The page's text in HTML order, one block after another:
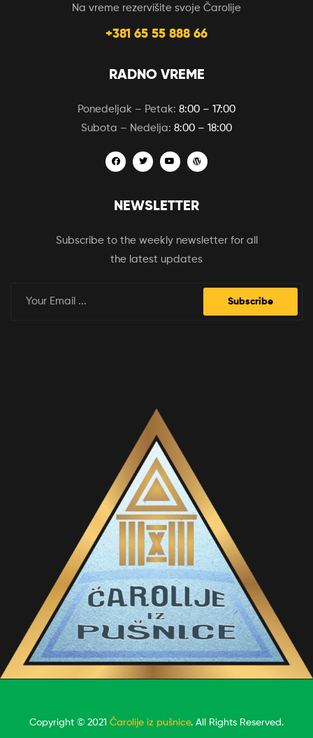
Na vreme rezervišite svoje Čarolije
+381 65 55 888 66
RADNO VREME
Ponedeljak – Petak: 8:00 – 17:00
Subota – Nedelja: 8:00 – 18:00
NEWSLETTER
Subscribe to the weekly newsletter for all
the latest updates
Subscribe
Copyright © 2021 Čarolije iz pušnice. All Rights Reserved.